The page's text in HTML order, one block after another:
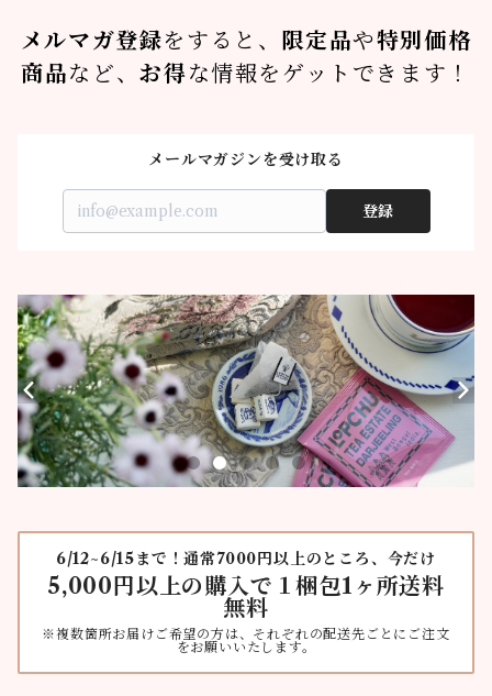
メルマガ登録をすると、 限定品や特別価格
商品など、お得な情報をゲットできます！
メールマガジンを受け取る
登録
6/12~6/15まで！通常7000円以上のところ、今だけ
5,000円以上の購入で１梱包1ヶ所送料
無料
※複数箇所お届けご希望の方は、それぞれの配送先ごとにご注文
をお願いいたします。